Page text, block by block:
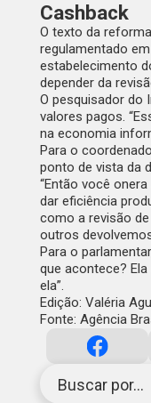
Buscar por...
Cashback
O texto da
regulamentado
estabelecimento
depender da
O pesquisador do
valores pagos.
na economia
Para o
ponto de vista da
“Então você
dar eficiência
como a revisão
outros
Para o
que acontece?
ela”.
Edição: Valéria
Fonte: Agência